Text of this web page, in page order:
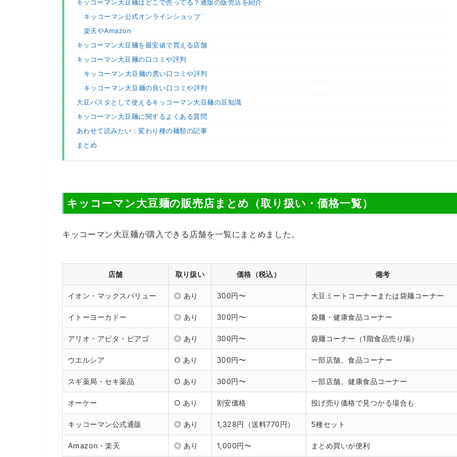
キッコーマン大豆麺はどこで売ってる？通販の販売店を紹介
キッコーマン公式オンラインショップ
楽天やAmazon
キッコーマン大豆麺を最安値で買える店舗
キッコーマン大豆麺の口コミや評判
キッコーマン大豆麺の悪い口コミや評判
キッコーマン大豆麺の良い口コミや評判
大豆パスタとして使えるキッコーマン大豆麺の豆知識
キッコーマン大豆麺に関するよくある質問
あわせて読みたい：変わり種の麺類の記事
まとめ
キッコーマン大豆麺の販売店まとめ（取り扱い・価格一覧）
キッコーマン大豆麺が購入できる店舗を一覧にまとめました。
店舗 取り扱い 価格（税込） 備考
イオン・マックスバリュー ◎ あり 300円〜 大豆ミートコーナーまたは袋麺コーナー
イトーヨーカドー ◎ あり 300円〜 袋麺・健康食品コーナー
アリオ・アピタ・ピアゴ ◎ あり 300円〜 袋麺コーナー（1階食品売り場）
ウエルシア ○ あり 300円〜 一部店舗。食品コーナー
スギ薬局・セキ薬品 ○ あり 300円〜 一部店舗。健康食品コーナー
オーケー ○ あり 割安価格 投げ売り価格で見つかる場合も
キッコーマン公式通販 ◎ あり 1,328円（送料770円） 5種セット
Amazon・楽天 ◎ あり 1,000円〜 まとめ買いが便利